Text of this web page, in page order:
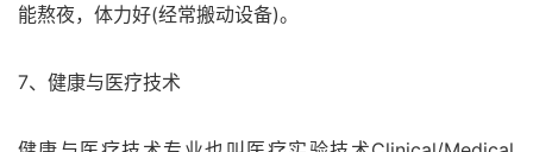
能熬夜，体力好(经常搬动设备)。
7、健康与医疗技术